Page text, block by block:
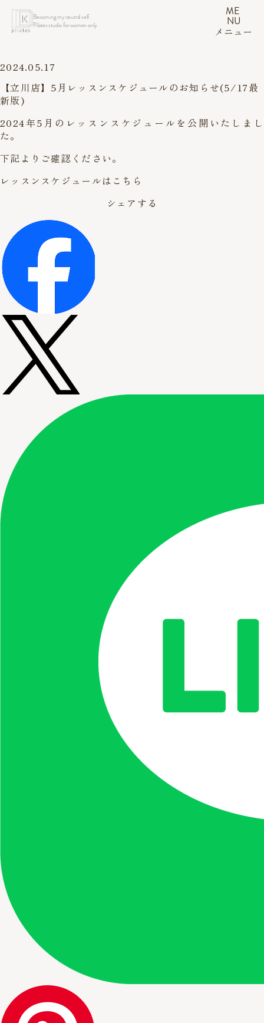
Becoming my neutral self.
Pilates studio for women only.
ME
NU
メニュー
2024.05.17
【立川店】5月レッスンスケジュールのお知らせ(5/17最
新版)
2024年5月のレッスンスケジュールを公開いたしまし
た。
下記よりご確認ください。
レッスンスケジュールはこちら
シェアする